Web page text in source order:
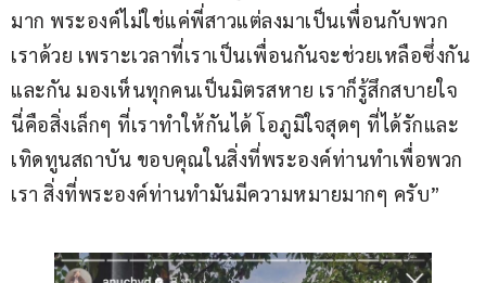
มาก พระองค์ไม่ใช่แค่พี่สาวแต่ลงมาเป็นเพื่อนกับพวก
เราด้วย เพราะเวลาที่เราเป็นเพื่อนกันจะช่วยเหลือซึ่งกัน
และกัน มองเห็นทุกคนเป็นมิตรสหาย เราก็รู้สึกสบายใจ
นี่คือสิ่งเล็กๆ ที่เราทำให้กันได้ โอภูมิใจสุดๆ ที่ได้รักและ
เทิดทูนสถาบัน ขอบคุณในสิ่งที่พระองค์ท่านทำเพื่อพวก
เรา สิ่งที่พระองค์ท่านทำมันมีความหมายมากๆ ครับ”